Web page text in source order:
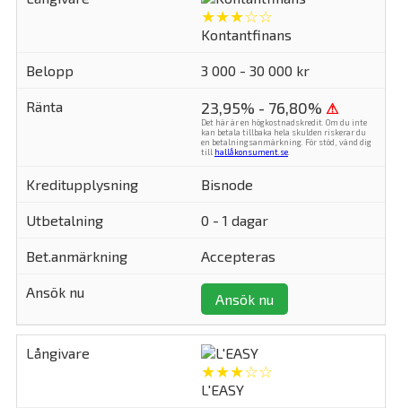
★★★☆☆
Kontantfinans
3 000 - 30 000 kr
23,95% - 76,80% ⚠
Det här är en högkostnadskredit. Om du inte
kan betala tillbaka hela skulden riskerar du
en betalningsanmärkning. För stöd, vänd dig
till hallåkonsument.se
Bisnode
0 - 1 dagar
Accepteras
Ansök nu
★★★☆☆
L'EASY